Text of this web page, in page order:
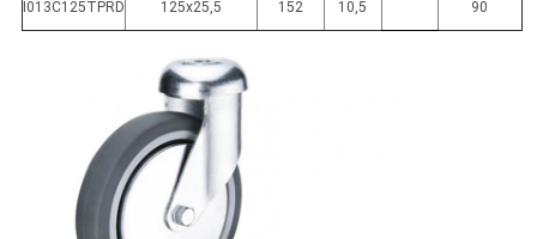
I013C125TPRD
125x25,5 152 10,5 90